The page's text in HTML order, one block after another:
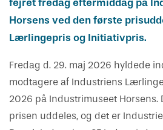
fejret fredag eftermiddag på
Horsens ved den første
Lærlingepris og Initiativpris.
Fredag d. 29. maj 2026 hyldede
modtagere af Industriens
2026 på Industrimuseet Horsens.
prisen uddeles, og det er